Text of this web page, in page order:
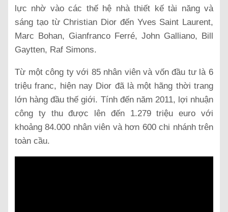
lực nhờ vào các thế hệ nhà thiết kế tài năng và
sáng tạo từ Christian Dior đến Yves Saint Laurent,
Marc Bohan, Gianfranco Ferré, John Galliano, Bill
Gaytten, Raf Simons.
Từ một công ty với 85 nhân viên và vốn đầu tư là 6
triệu franc, hiện nay Dior đã là một hãng thời trang
lớn hàng đầu thế giới. Tính đến năm 2011, lợi nhuận
công ty thu được lên đến 1.279 triệu euro với
khoảng 84.000 nhân viên và hơn 600 chi nhánh trên
toàn cầu.